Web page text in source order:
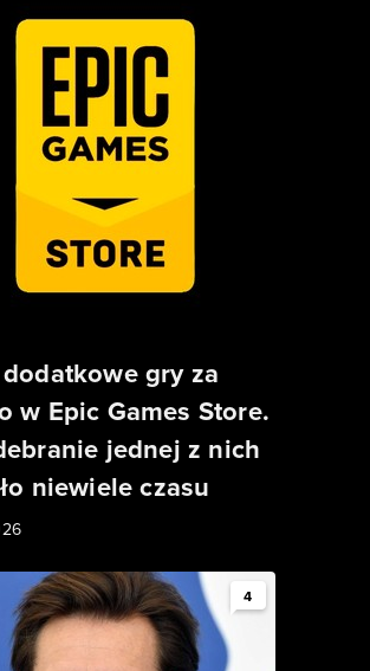
gry za
w Epic Games Store.
jednej z nich
niewiele czasu
4